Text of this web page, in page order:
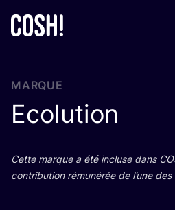
MARQUE
Ecolution
Cette marque a été incluse dans
contri­bu­tion rému­né­rée de l’une